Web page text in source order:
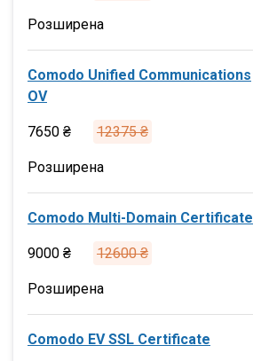
Розширена
Comodo Unified Communications
OV
7650 ₴ 12375 ₴
Розширена
Comodo Multi-Domain Certificate
9000 ₴ 12600 ₴
Розширена
Comodo EV SSL Certificate